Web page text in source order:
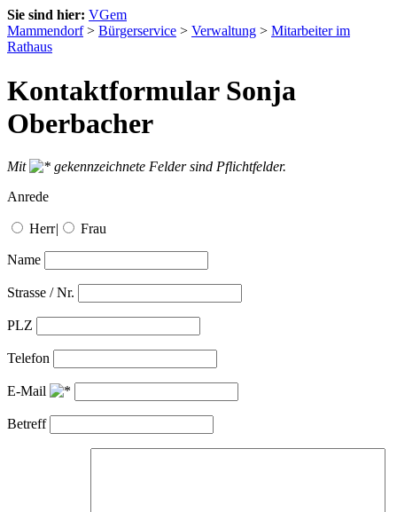
Sie sind hier: VGem
Mammendorf> Bürgerservice > Verwaltung > Mitarbeiter im
Rathaus
Kontaktformular Sonja
Oberbacher
Mit
gekennzeichnete Felder sind Pflichtfelder.
Anrede
Herr| Frau
Name
Strasse / Nr.
PLZ
Telefon
E-Mail
Betreff